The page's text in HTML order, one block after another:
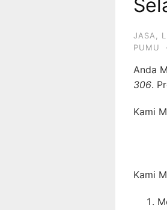
JASA
PUMU
·
Anda
306.
Kami
Kami